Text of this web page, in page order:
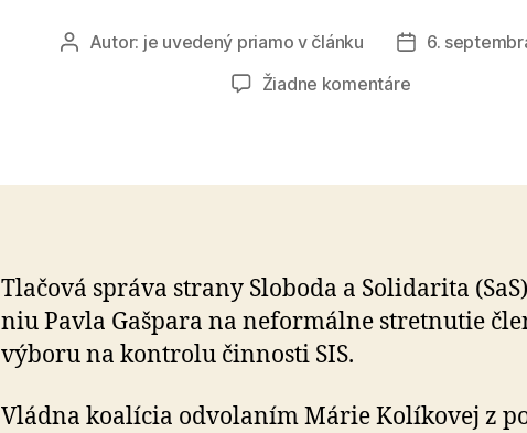
AutorAutor: je uvedený priamo v článku
Dátum
6.
Žiadne komentárena
Pavlom
Tlačová správa strany Sloboda a So­li­da­ri­ta
niu Pavla Gašpara na ne­for­mál­ne stret­nu­tie
výboru na kon­tro­lu čin­nosti SIS.
Vládna koalícia odvolaním Márie Kolíkovej z